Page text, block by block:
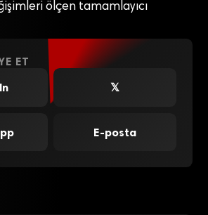
ölçen tamamlayıcı
ET
𝕏
E-posta